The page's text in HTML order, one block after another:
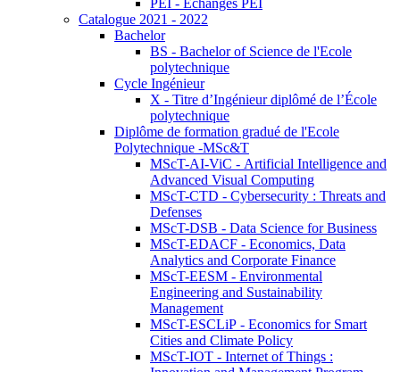
PEI - Echanges PEI
Catalogue 2021 - 2022
Bachelor
BS - Bachelor of Science de l'Ecole
polytechnique
Cycle Ingénieur
X - Titre d’Ingénieur diplômé de l’École
polytechnique
Diplôme de formation gradué de l'Ecole
Polytechnique -MSc&T
MScT-AI-ViC - Artificial Intelligence and
Advanced Visual Computing
MScT-CTD - Cybersecurity : Threats and
Defenses
MScT-DSB - Data Science for Business
MScT-EDACF - Economics, Data
Analytics and Corporate Finance
MScT-EESM - Environmental
Engineering and Sustainability
Management
MScT-ESCLiP - Economics for Smart
Cities and Climate Policy
MScT-IOT - Internet of Things :